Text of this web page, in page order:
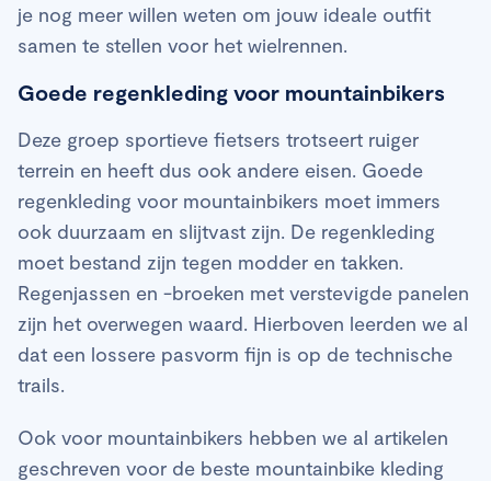
je nog meer willen weten om jouw ideale outfit
samen te stellen voor het wielrennen.
Goede regenkleding voor mountainbikers
Deze groep sportieve fietsers trotseert ruiger
terrein en heeft dus ook andere eisen. Goede
regenkleding voor mountainbikers moet immers
ook duurzaam en slijtvast zijn. De regenkleding
moet bestand zijn tegen modder en takken.
Regenjassen en -broeken met verstevigde panelen
zijn het overwegen waard. Hierboven leerden we al
dat een lossere pasvorm fijn is op de technische
trails.
Ook voor mountainbikers hebben we al artikelen
geschreven voor de beste mountainbike kleding